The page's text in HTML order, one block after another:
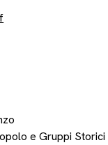
e Gruppi Storici